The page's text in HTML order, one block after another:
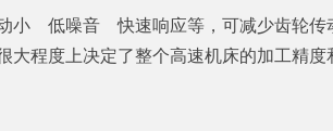
小 低噪音 快速响应等，可减少齿轮传
程度上决定了整个高速机床的加工精度